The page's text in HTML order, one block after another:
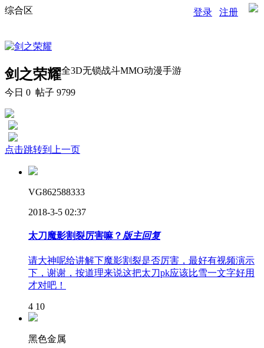
综合区 登录 注册
剑之荣耀全3D无锁战斗MMO动漫手游
今日 0 帖子 9799
点击跳转到上一页
VG862588333
2018-3-5 02:37
太刀魔影割裂厉害嘛？ 版主回复
请大神呢给讲解下魔影割裂是否厉害，最好有视频演示
下，谢谢，按道理来说这把太刀pk应该比雪一文字好用
才对吧！
4 10
黑色金属